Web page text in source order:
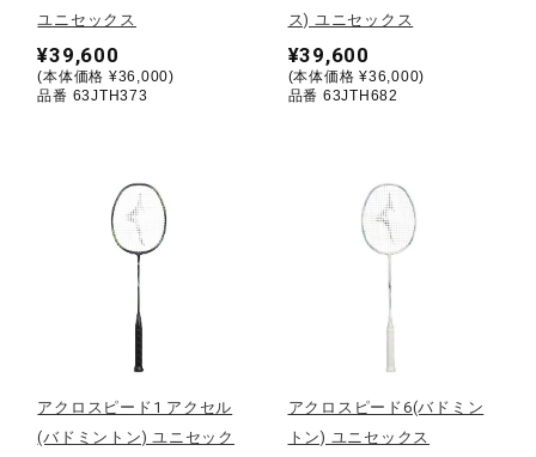
陸上競技
ソフトボール
柔道
ウィンタースポーツ
ユニセックス
¥39,600
(本体価格 ¥36,000)
品番 63JTH373
ス) ユニセックス
¥39,600
(本体価格 ¥36,000)
品番 63JTH682
アクロスピード1 アクセル
(バドミントン) ユニセック
アクロスピード6(バドミン
トン) ユニセックス